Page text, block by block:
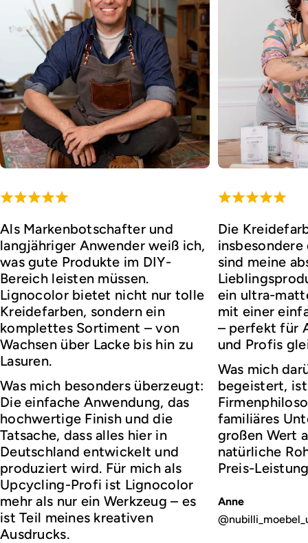
Als Markenbotschafter und
langjähriger Anwender weiß ich,
was gute Produkte im DIY-
Bereich leisten müssen.
Lignocolor bietet nicht nur tolle
Kreidefarben, sondern ein
komplettes Sortiment – von
Wachsen über Lacke bis hin zu
Lasuren.
Was mich besonders überzeugt:
Die einfache Anwendung, das
hochwertige Finish und die
Tatsache, dass alles hier in
Deutschland entwickelt und
produziert wird. Für mich als
Upcycling-Profi ist Lignocolor
mehr als nur ein Werkzeug – es
ist Teil meines kreativen
Ausdrucks.
Die
sind meine
ein ultra-
mit einer
– perfekt für
und Profis
Was mich
begeistert,
familiäres
großen Wert
natürliche
Preis-
Anne